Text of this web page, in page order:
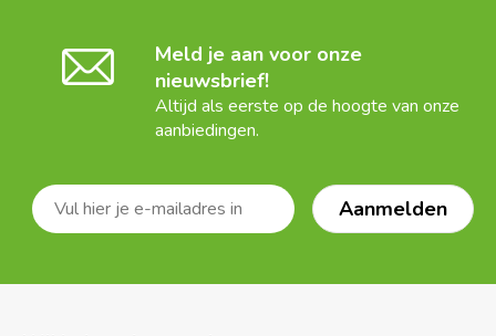
Meld je aan voor onze
nieuwsbrief!
Altijd als eerste op de hoogte van onze
aanbiedingen.